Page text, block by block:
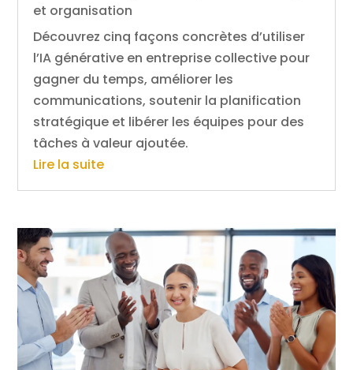
et organisation
Découvrez cinq façons concrètes d’utiliser
l’IA générative en entreprise collective pour
gagner du temps, améliorer les
communications, soutenir la planification
stratégique et libérer les équipes pour des
tâches à valeur ajoutée.
Lire la suite